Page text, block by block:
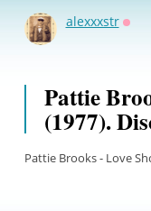
alexxxstr
Pattie
(1977).
Pattie Brooks - Love